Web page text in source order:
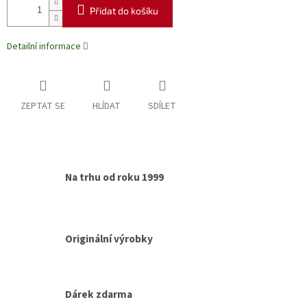
Přidat do košíku
Detailní informace
ZEPTAT SE HLÍDAT SDÍLET
Na trhu od roku 1999
Originální výrobky
Dárek zdarma